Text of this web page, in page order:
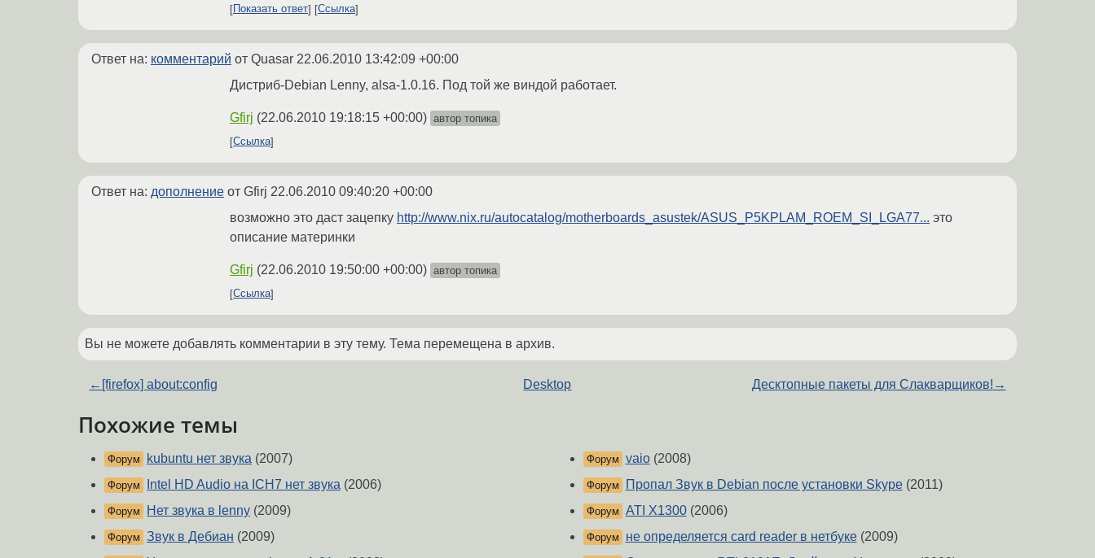
Показать ответ Ссылка
Ответ на: комментарий от Quasar 22.06.2010 13:42:09 +00:00
Дистриб-Debian Lenny, alsa-1.0.16. Под той же виндой работает.
Gfirj (22.06.2010 19:18:15 +00:00) автор топика
Ссылка
Ответ на: дополнение от Gfirj 22.06.2010 09:40:20 +00:00
возможно это даст зацепку http://www.nix.ru/autocatalog/motherboards_asustek/ASUS_P5KPLAM_ROEM_SI_LGA77... это
описание материнки
Gfirj (22.06.2010 19:50:00 +00:00) автор топика
Ссылка
Вы не можете добавлять комментарии в эту тему. Тема перемещена в архив.
← [firefox] about:config Desktop Десктопные пакеты для Слакварщиков! →
Похожие темы
Форум kubuntu нет звука (2007)
Форум Intel HD Audio на ICH7 нет звука (2006)
Форум Нет звука в lenny (2009)
Форум Звук в Дебиан (2009)
Форум vaio(2008)
Форум Пропал Звук в Debian после установки Skype(2011)
Форум ATI X1300(2006)
Форум не определяется card reader в нетбуке(2009)